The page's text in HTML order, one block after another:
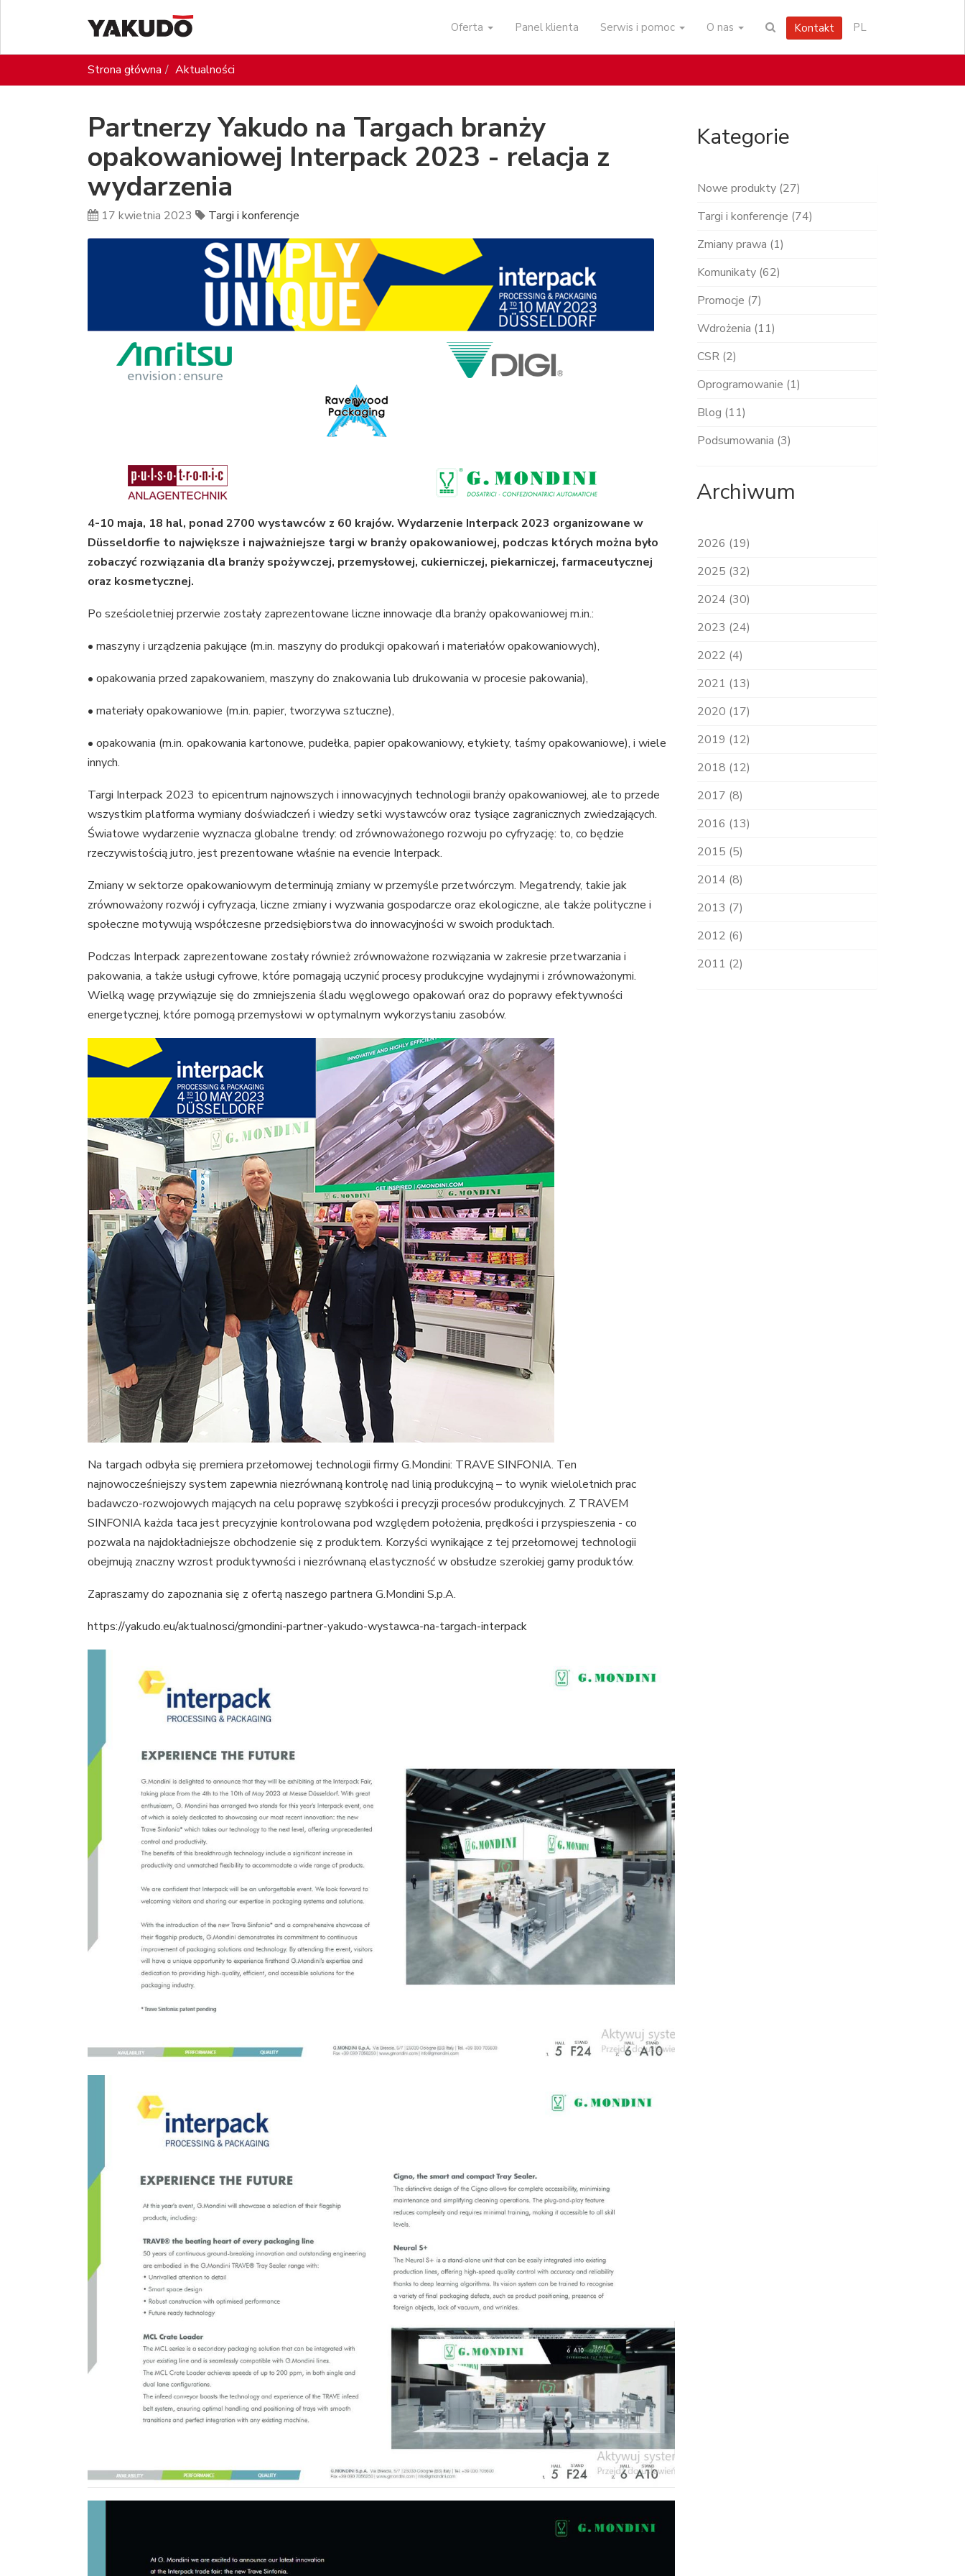
Oferta Panel klienta Serwis i pomoc O nas Kontakt PL
Strona główna Aktualności
Partnerzy Yakudo na Targach branży
opakowaniowej Interpack 2023 - relacja z
wydarzenia
17 kwietnia 2023 Targi i konferencje
4-10 maja, 18 hal, ponad 2700 wystawców z 60 krajów. Wydarzenie Interpack 2023 organizowane w
Düsseldorfie to największe i najważniejsze targi w branży opakowaniowej, podczas których można było
zobaczyć rozwiązania dla branży spożywczej, przemysłowej, cukierniczej, piekarniczej, farmaceutycznej
oraz kosmetycznej.
Po sześcioletniej przerwie zostały zaprezentowane liczne innowacje dla branży opakowaniowej m.in.:
• maszyny i urządzenia pakujące (m.in. maszyny do produkcji opakowań i materiałów opakowaniowych),
• opakowania przed zapakowaniem, maszyny do znakowania lub drukowania w procesie pakowania),
• materiały opakowaniowe (m.in. papier, tworzywa sztuczne),
• opakowania (m.in. opakowania kartonowe, pudełka, papier opakowaniowy, etykiety, taśmy opakowaniowe), i wiele
innych.
Targi Interpack 2023 to epicentrum najnowszych i innowacyjnych technologii branży opakowaniowej, ale to przede
wszystkim platforma wymiany doświadczeń i wiedzy setki wystawców oraz tysiące zagranicznych zwiedzających.
Światowe wydarzenie wyznacza globalne trendy: od zrównoważonego rozwoju po cyfryzację: to, co będzie
rzeczywistością jutro, jest prezentowane właśnie na evencie Interpack.
Zmiany w sektorze opakowaniowym determinują zmiany w przemyśle przetwórczym. Megatrendy, takie jak
zrównoważony rozwój i cyfryzacja, liczne zmiany i wyzwania gospodarcze oraz ekologiczne, ale także polityczne i
społeczne motywują współczesne przedsiębiorstwa do innowacyjności w swoich produktach.
Podczas Interpack zaprezentowane zostały również zrównoważone rozwiązania w zakresie przetwarzania i
pakowania, a także usługi cyfrowe, które pomagają uczynić procesy produkcyjne wydajnymi i zrównoważonymi.
Wielką wagę przywiązuje się do zmniejszenia śladu węglowego opakowań oraz do poprawy efektywności
energetycznej, które pomogą przemysłowi w optymalnym wykorzystaniu zasobów.
Na targach odbyła się premiera przełomowej technologii firmy G.Mondini: TRAVE SINFONIA. Ten
najnowocześniejszy system zapewnia niezrównaną kontrolę nad linią produkcyjną – to wynik wieloletnich prac
badawczo-rozwojowych mających na celu poprawę szybkości i precyzji procesów produkcyjnych. Z TRAVEM
SINFONIA każda taca jest precyzyjnie kontrolowana pod względem położenia, prędkości i przyspieszenia - co
pozwala na najdokładniejsze obchodzenie się z produktem. Korzyści wynikające z tej przełomowej technologii
obejmują znaczny wzrost produktywności i niezrównaną elastyczność w obsłudze szerokiej gamy produktów.
Zapraszamy do zapoznania się z ofertą naszego partnera G.Mondini S.p.A.
https://yakudo.eu/aktualnosci/gmondini-partner-yakudo-wystawca-na-targach-interpack
Kategorie
Nowe produkty (27)
Targi i konferencje (74)
Zmiany prawa (1)
Komunikaty (62)
Promocje (7)
Wdrożenia (11)
CSR (2)
Oprogramowanie (1)
Blog (11)
Podsumowania (3)
Archiwum
2026 (19)
2025 (32)
2024 (30)
2023 (24)
2022 (4)
2021 (13)
2020 (17)
2019 (12)
2018 (12)
2017 (8)
2016 (13)
2015 (5)
2014 (8)
2013 (7)
2012 (6)
2011 (2)